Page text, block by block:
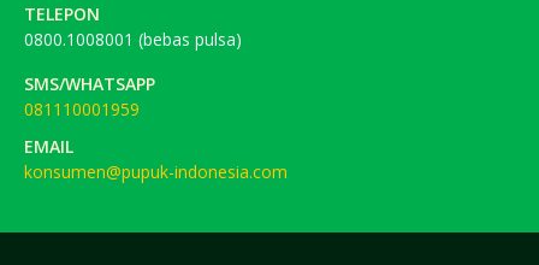
TELEPON
0800.1008001 (bebas pulsa)
SMS/WHATSAPP
081110001959
EMAIL
konsumen@pupuk-indonesia.com